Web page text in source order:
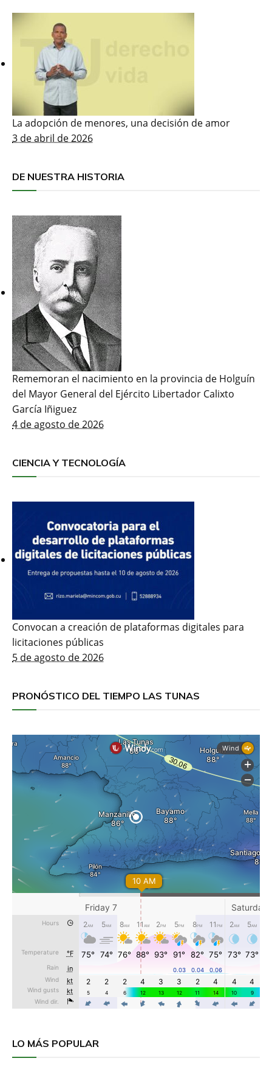
La adopción de menores, una decisión de amor
3 de abril de 2026
DE NUESTRA HISTORIA
Rememoran el nacimiento en la provincia de Holguín
del Mayor General del Ejército Libertador Calixto
García Iñiguez
4 de agosto de 2026
CIENCIA Y TECNOLOGÍA
Convocan a creación de plataformas digitales para
licitaciones públicas
5 de agosto de 2026
PRONÓSTICO DEL TIEMPO LAS TUNAS
LO MÁS POPULAR